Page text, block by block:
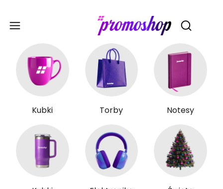
Otwórz
Kubki Torby Notesy